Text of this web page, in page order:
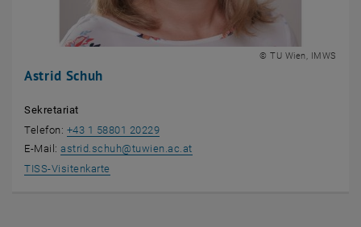
Astrid Schuh
© TU Wien, IMWS
Sekretariat
Telefon: +43 1 58801 20229
E-Mail:astrid.schuh@tuwien.ac.at
TISS-Visitenkarte, öffnet eine externe URL in einem neuen Fenster